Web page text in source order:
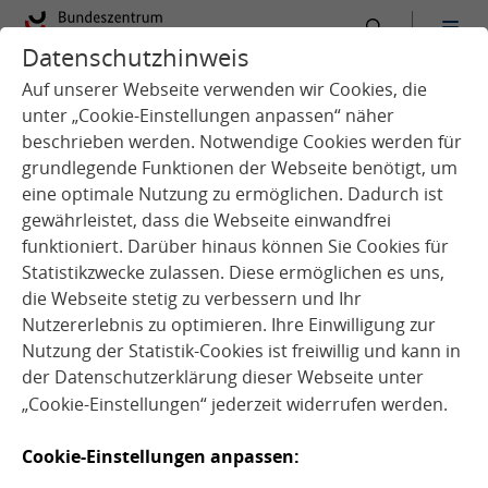
Datenschutzhinweis
Auf unserer Webseite verwenden wir Cookies, die
unter „Cookie-Einstellungen anpassen“ näher
beschrieben werden. Notwendige Cookies werden für
grundlegende Funktionen der Webseite benötigt, um
eine optimale Nutzung zu ermöglichen. Dadurch ist
gewährleistet, dass die Webseite einwandfrei
funktioniert. Darüber hinaus können Sie Cookies für
Statistikzwecke zulassen. Diese ermöglichen es uns,
die Webseite stetig zu verbessern und Ihr
Nutzererlebnis zu optimieren. Ihre Einwilligung zur
Nutzung der Statistik-Cookies ist freiwillig und kann in
der Datenschutzerklärung dieser Webseite unter
„Cookie-Einstellungen“ jederzeit widerrufen werden.
Cookie-Einstellungen anpassen:
: